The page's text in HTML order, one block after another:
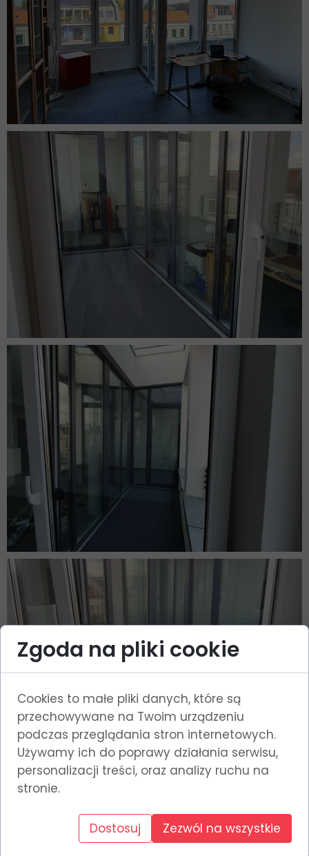
Zgoda na pliki cookie
Cookies to małe pliki danych, które są
przechowywane na Twoim urządzeniu
podczas przeglądania stron internetowych.
Używamy ich do poprawy działania serwisu,
personalizacji treści, oraz analizy ruchu na
stronie.
Dostosuj Zezwól na wszystkie